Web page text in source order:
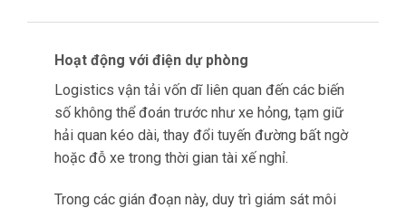
như vậy khi kích hoạt cảnh báo tức thì.
Do đó tạo điều kiện can thiệp nhanh dù là di
chuyển xe tải vào bóng râm, khởi động lại làm
lạnh hay chuyển gấp sang phương tiện thay thế.